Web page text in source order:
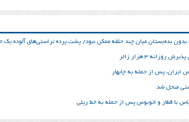
بده‌بستان میان چند حلقه ممکن نبود/ پشت پرده تراستی‌‌های آلوده یک
روزانه ۳ هزار زائر
منحل شد
با قطار و اتوبوس پس از حمله به خط ریلی